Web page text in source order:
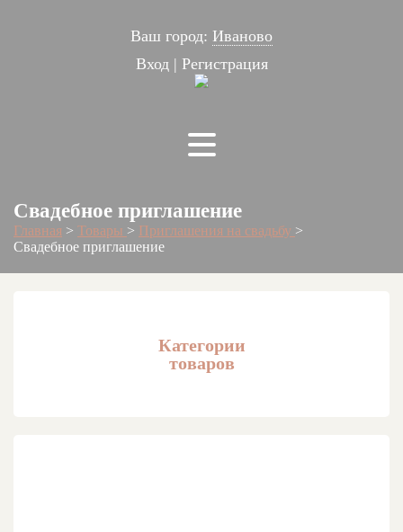
Ваш город: Иваново
Вход| Регистрация
Свадебное приглашение
Главная > Товары > Приглашения на свадьбу >
Свадебное приглашение
Категории
товаров